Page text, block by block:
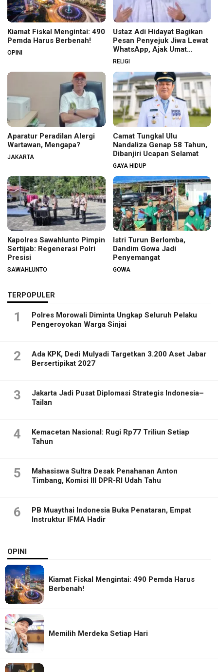
Kiamat Fiskal Mengintai: 490
Pemda Harus Berbenah!
OPINI
Ustaz Adi Hidayat Bagikan
Pesan Penyejuk Jiwa Lewat
WhatsApp, Ajak Umat
Menata Hati dan Iman
RELIGI
Aparatur Peradilan Alergi
Wartawan, Mengapa?
JAKARTA
Camat Tungkal Ulu
Nandaliza Genap 58 Tahun,
Dibanjiri Ucapan Selamat
GAYA HIDUP
Kapolres Sawahlunto Pimpin
Sertijab: Regenerasi Polri
Presisi
SAWAHLUNTO
Istri Turun Berlomba,
Dandim Gowa Jadi
Penyemangat
GOWA
TERPOPULER
1
Polres Morowali Diminta Ungkap Seluruh Pelaku
Pengeroyokan Warga Sinjai
2
Ada KPK, Dedi Mulyadi Targetkan 3.200 Aset Jabar
Bersertipikat 2027
3
Jakarta Jadi Pusat Diplomasi Strategis Indonesia–
Tailan
4
Kemacetan Nasional: Rugi Rp77 Triliun Setiap
Tahun
5
Mahasiswa Sultra Desak Penahanan Anton
Timbang, Komisi III DPR-RI Udah Tahu
6
PB Muaythai Indonesia Buka Penataran, Empat
Instruktur IFMA Hadir
OPINI
Kiamat Fiskal Mengintai: 490 Pemda Harus
Berbenah!
Memilih Merdeka Setiap Hari